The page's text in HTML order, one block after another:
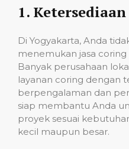
1.
Di Yogyakarta, Anda
menemukan jasa
Banyak perusahaan
layanan coring dengan
berpengalaman dan
siap membantu Anda
proyek sesuai
kecil maupun besar.